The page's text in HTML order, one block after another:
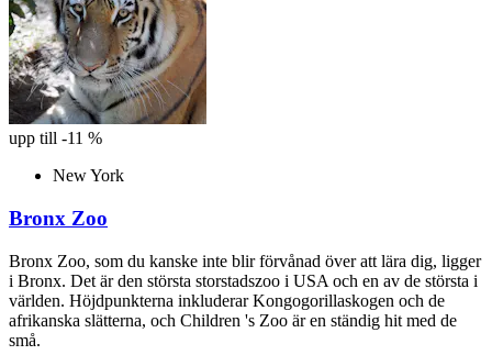
upp till -11 %
New York
Bronx Zoo
Bronx Zoo, som du kanske inte blir förvånad över att lära dig, ligger
i Bronx. Det är den största storstadszoo i USA och en av de största i
världen. Höjdpunkterna inkluderar Kongogorillaskogen och de
afrikanska slätterna, och Children 's Zoo är en ständig hit med de
små.